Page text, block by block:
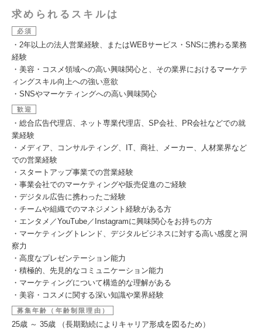
求められるスキルは
必須
・2年以上の法人営業経験、またはWEBサービス・SNSに携わる業務
経験
・美容・コスメ領域への高い興味関心と、その業界におけるマーケテ
ィングスキル向上への強い意欲
・SNSやマーケティングへの高い興味関心
歓迎
・総合広告代理店、ネット専業代理店、SP会社、PR会社などでの就
業経験
・メディア、コンサルティング、IT、商社、メーカー、人材業界など
での営業経験
・スタートアップ事業での営業経験
・事業会社でのマーケティングや販売促進のご経験
・デジタル広告に携わったご経験
・チームや組織でのマネジメント経験がある方
・エンタメ／YouTube／Instagramに興味関心をお持ちの方
・マーケティングトレンド、デジタルビジネスに対する高い感度と洞
察力
・高度なプレゼンテーション能力
・積極的、先見的なコミュニケーション能力
・マーケティングについて構造的な理解がある
・美容・コスメに関する深い知識や業界経験
募集年齢（年齢制限理由）
25歳 ～ 35歳 （長期勤続によりキャリア形成を図るため）